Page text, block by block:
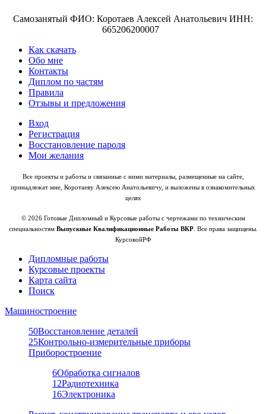
Самозанятый ФИО: Коротаев Алексей Анатольевич ИНН:
665206200007
Как скачать
Обо мне
Контакты
Диплом по частям
Правила
Отзывы и предложения
Вход
Регистрация
Восстановление пароля
Мои желания
Все проекты и работы и связанные с ними материалы, размещенные на сайте,
принадлежат мне, Коротаеву Алексею Анатольевичу, и выложены в ознакомительных
целях
© 2026 Готовые Дипломный и Курсовые работы с чертежами по техническим
специальностям Выпускные Квалификационные Работы ВКР. Все права защищены.
КурсовойРФ
Дипломные работы
Курсовые проекты
Карта сайта
Поиск
Машиностроение
50Восстановление деталей
25Контрольно-измерительные приборы
Приборостроение
6Обработка сигналов
12Радиотехника
16Электроника